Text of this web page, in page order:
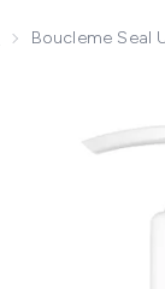
Boucleme Seal